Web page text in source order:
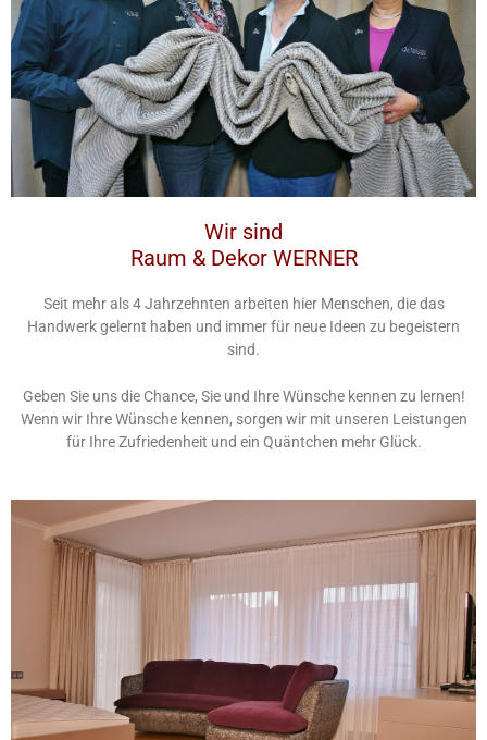
Wir sind
Raum & Dekor WERNER
Seit mehr als 4 Jahrzehnten arbeiten hier Menschen, die das
Handwerk gelernt haben und immer für neue Ideen zu begeistern
sind.
Geben Sie uns die Chance, Sie und Ihre Wünsche kennen zu lernen!
Wenn wir Ihre Wünsche kennen, sorgen wir mit unseren Leistungen
für Ihre Zufriedenheit und ein Quäntchen mehr Glück.